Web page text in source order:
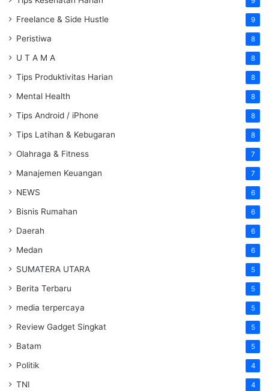
Freelance & Side Hustle 9
Peristiwa 8
U T A M A 8
Tips Produktivitas Harian 8
Mental Health 8
Tips Android / iPhone 8
Tips Latihan & Kebugaran 8
Olahraga & Fitness 7
Manajemen Keuangan 7
NEWS 6
Bisnis Rumahan 6
Daerah 6
Medan 6
SUMATERA UTARA 5
Berita Terbaru 5
media terpercaya 5
Review Gadget Singkat 5
Batam 5
Politik 4
TNI 4